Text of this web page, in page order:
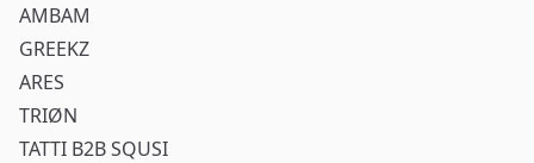
AMBAM
GREEKZ
ARES
TRIØN
TATTI B2B SQUSI